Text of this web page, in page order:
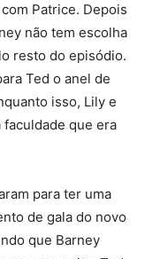
Patrice. Depois
não tem escolha
resto do episódio.
Ted o anel de
isso, Lily e
que era
para ter uma
de gala do novo
que Barney